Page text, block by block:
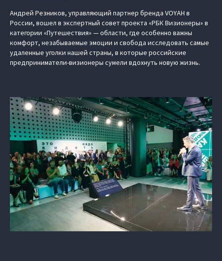
Андрей Резников, управляющий партнер бренда VOYAH в
России, вошел в экспертный совет проекта «РБК Визионеры» в
категории «Путешествия» — области, где особенно важны
комфорт, незабываемые эмоции и свобода исследовать самые
удаленные уголки нашей страны, в которые российские
предприниматели-визионеры сумели вдохнуть новую жизнь.